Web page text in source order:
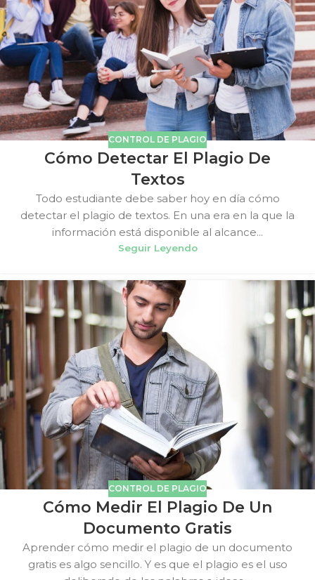
CONTROL DE PLAGIO
Cómo Detectar El Plagio De
Textos
Todo estudiante debe saber hoy en día cómo
detectar el plagio de textos. En una era en la que la
información está disponible al alcance...
Seguir Leyendo
CONTROL DE PLAGIO
Cómo Medir El Plagio De Un
Documento Gratis
Aprender cómo medir el plagio de un documento
gratis es algo sencillo. Y es que el plagio es el uso